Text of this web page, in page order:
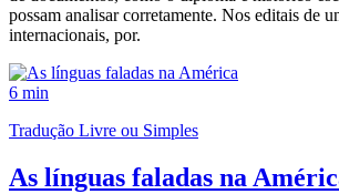
possam analisar corretamente. Nos editais de
internacionais, por.
6 min
Tradução Livre ou Simples
As línguas faladas na